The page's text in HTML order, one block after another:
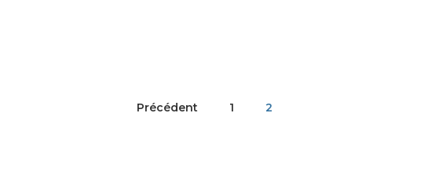
Précédent 1 2